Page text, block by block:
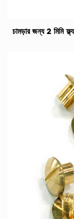
চামড়ার জন্য 2 মিমি